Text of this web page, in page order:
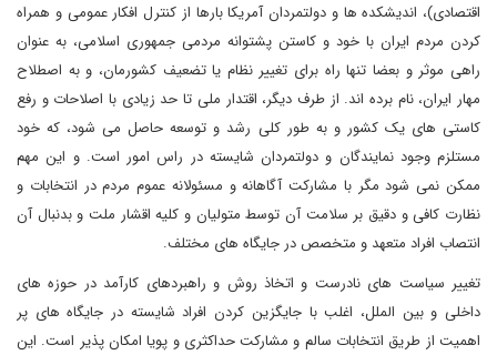
اقتصادی)، اندیشکده ها و دولتمردان آمریکا بارها از کنترل افکار عمومی و همراه
کردن مردم ایران با خود و کاستن پشتوانه مردمی جمهوری اسلامی، به عنوان
راهی موثر و بعضا تنها راه برای تغییر نظام یا تضعیف کشورمان، و به اصطلاح
مهار ایران، نام برده اند. از طرف دیگر، اقتدار ملی تا حد زیادی با اصلاحات و رفع
کاستی های یک کشور و به طور کلی رشد و توسعه حاصل می شود، که خود
مستلزم وجود نمایندگان و دولتمردان شایسته در راس امور است. و این مهم
ممکن نمی شود مگر با مشارکت آگاهانه و مسئولانه عموم مردم در انتخابات و
نظارت کافی و دقیق بر سلامت آن توسط متولیان و کلیه اقشار ملت و بدنبال آن
انتصاب افراد متعهد و متخصص در جایگاه های مختلف.
تغییر سیاست های نادرست و اتخاذ روش و راهبردهای کارآمد در حوزه های
داخلی و بین الملل، اغلب با جایگزین کردن افراد شایسته در جایگاه های پر
اهمیت از طریق انتخابات سالم و مشارکت حداکثری و پویا امکان پذیر است. این